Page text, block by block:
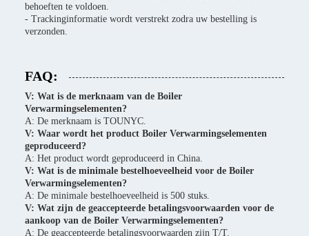
behoeften te voldoen.
- Trackinginformatie wordt verstrekt zodra uw bestelling is
verzonden.
FAQ:
V: Wat is de merknaam van de Boiler
Verwarmingselementen?
A: De merknaam is TOUNYC.
V: Waar wordt het product Boiler Verwarmingselementen
geproduceerd?
A: Het product wordt geproduceerd in China.
V: Wat is de minimale bestelhoeveelheid voor de Boiler
Verwarmingselementen?
A: De minimale bestelhoeveelheid is 500 stuks.
V: Wat zijn de geaccepteerde betalingsvoorwaarden voor de
aankoop van de Boiler Verwarmingselementen?
A: De geaccepteerde betalingsvoorwaarden zijn T/T.